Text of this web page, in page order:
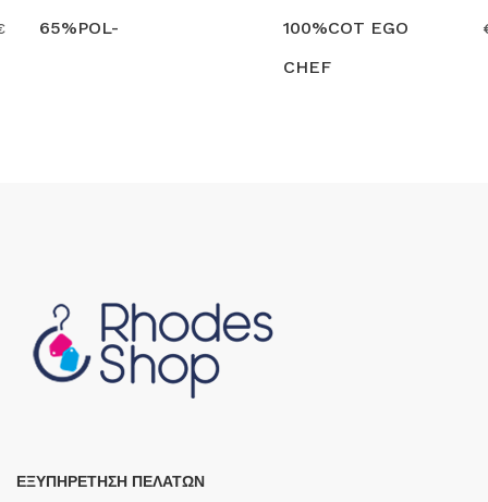
65%POL-
Search
100%COT EGO
CHEF
Search
ΕΞΥΠΗΡΕΤΗΣΗ ΠΕΛΑΤΩΝ